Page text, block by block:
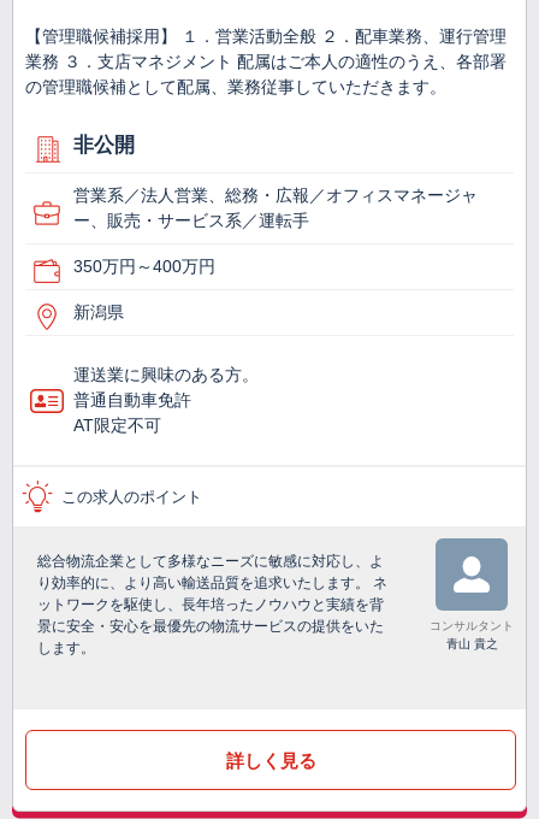
【管理職候補採用】 １．営業活動全般 ２．配車業務、運行管理
業務 ３．支店マネジメント 配属はご本人の適性のうえ、各部署
の管理職候補として配属、業務従事していただきます。
非公開
営業系／法人営業、総務・広報／オフィスマネージャ
ー、販売・サービス系／運転手
350万円～400万円
新潟県
運送業に興味のある方。
普通自動車免許
AT限定不可
この求人のポイント
総合物流企業として多様なニーズに敏感に対応し、よ
り効率的に、より高い輸送品質を追求いたします。 ネ
ットワークを駆使し、長年培ったノウハウと実績を背
景に安全・安心を最優先の物流サービスの提供をいた
します。
コンサルタント
青山 貴之
詳しく見る